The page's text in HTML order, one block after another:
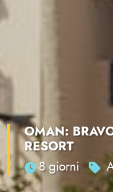
OMAN:
RESORT
8 giorni